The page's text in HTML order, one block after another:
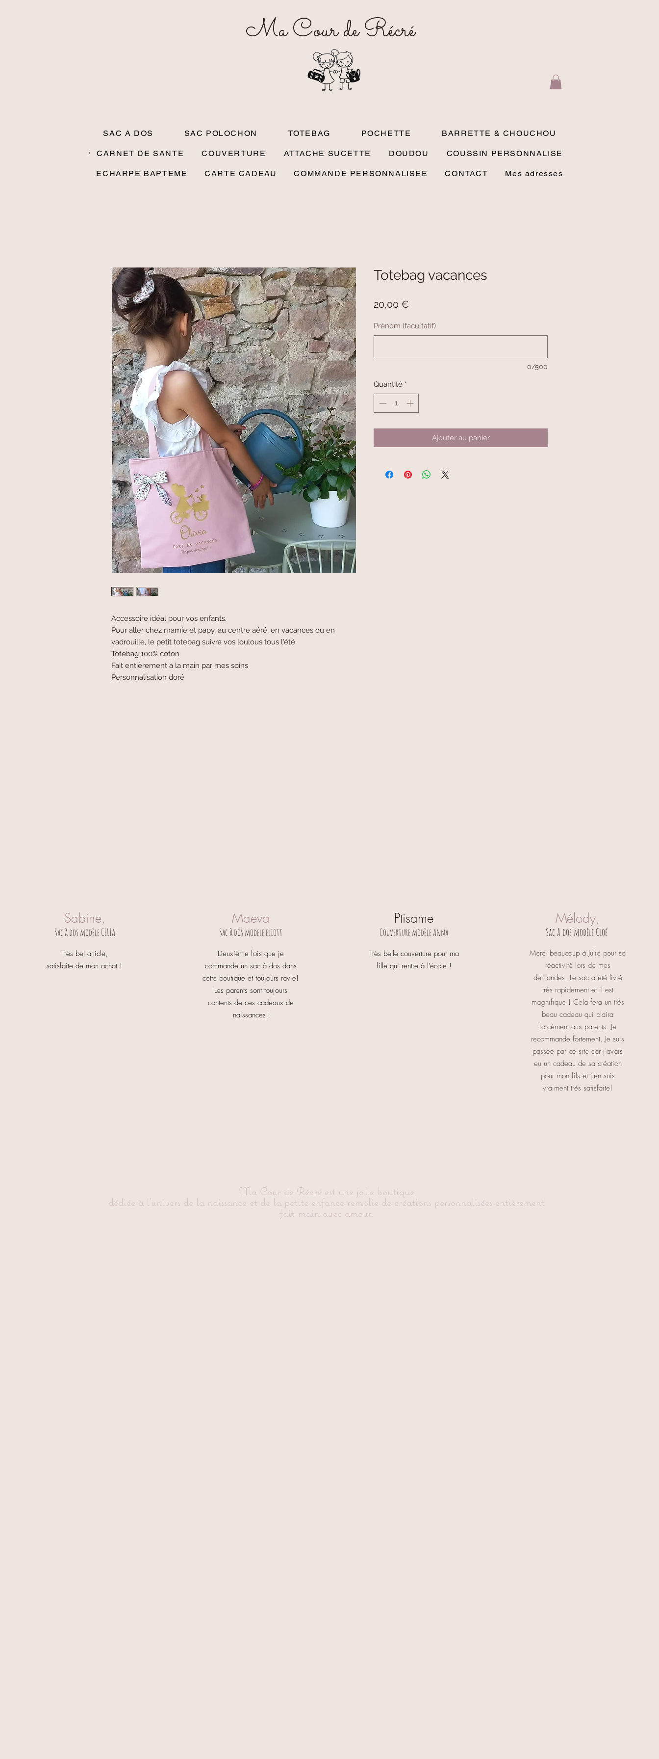
Ma Cour de Récré
SAC A DOS SAC POLOCHON TOTEBAG POCHETTE BARRETTE & CHOUCHOU
CARNET DE SANTE COUVERTURE ATTACHE SUCETTE DOUDOU COUSSIN PERSONNALISE
ECHARPE BAPTEME CARTE CADEAU COMMANDE PERSONNALISEE CONTACT Mes adresses
Accessoire idéal pour vos enfants.
Pour aller chez mamie et papy, au centre aéré, en vacances ou en
vadrouille, le petit totebag suivra vos loulous tous l'été
Totebag 100% coton
Fait entièrement à la main par mes soins
Personnalisation doré
Totebag vacances
20,00 €
Prénom (facultatif)
0/500
Quantité *
Ajouter au panier
Sabine,
Sac à dos modèle CELIA
Très bel article,
satisfaite de mon achat !
Maeva
Sac à dos modele eliott
Deuxième fois que je
commande un sac à dos dans
cette boutique et toujours ravie!
Les parents sont toujours
contents de ces cadeaux de
naissances!
Ptisame
Couverture modèle Anna
Très belle couverture pour ma
fille qui rentre à l'école !
Mélody,
Sac à dos modèle Cloé
Merci beaucoup à Julie pour sa
réactivité lors de mes
demandes. Le sac a été livré
très rapidement et il est
magnifique ! Cela fera un très
beau cadeau qui plaira
forcément aux parents. Je
recommande fortement. Je suis
passée par ce site car j'avais
eu un cadeau de sa création
pour mon fils et j'en suis
vraiment très satisfaite!
Ma Cour de Récré est une jolie boutique
dédiée à l'univers de la naissance et de la petite enfance remplie de créations personnalisées entièrement
fait-main avec amour.